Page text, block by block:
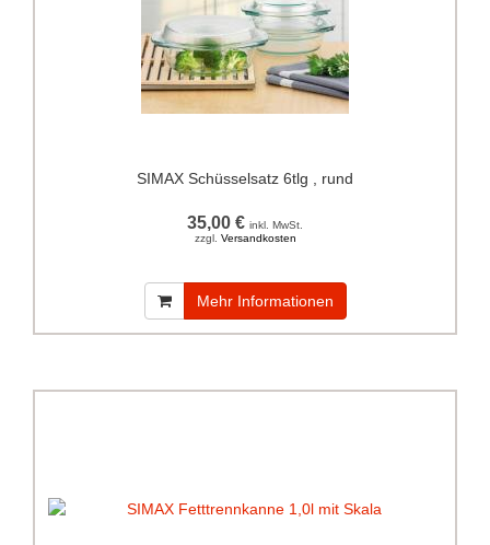
SIMAX Schüsselsatz 6tlg , rund
35,00 € inkl. MwSt.
zzgl. Versandkosten
Mehr Informationen